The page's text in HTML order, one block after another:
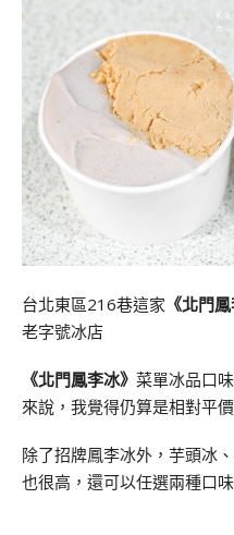
台北東區216巷這家 《北門
老字號冰店
《北門鳳李冰》 菜單冰品口
來說，我覺得仍算是相對平價
除了招牌鳳李冰外，芋頭冰
也很高，還可以任選兩種口味